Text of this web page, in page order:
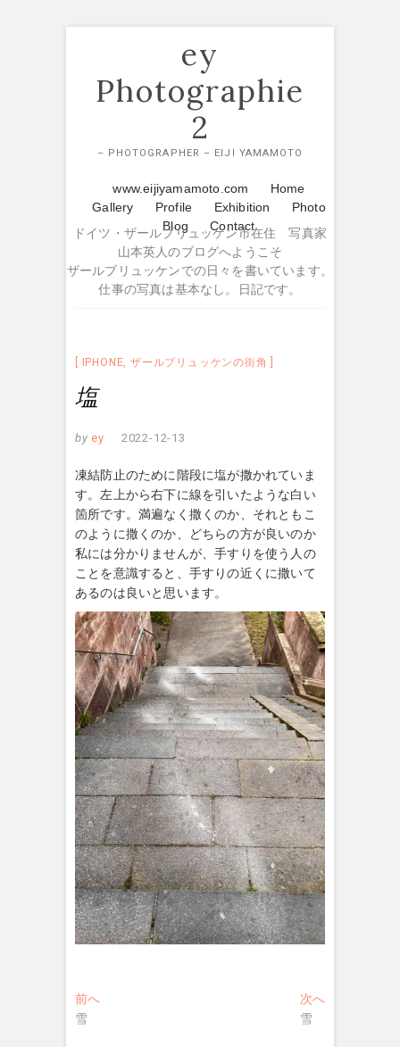
ey
Photographie
2
– PHOTOGRAPHER – EIJI YAMAMOTO
www.eijiyamamoto.com
Home
Gallery
Profile Exhibition
Photo
Blog
Contact
ドイツ・ザールブリュッケン市在住 写真家
山本英人のブログへようこそ
ザールブリュッケンでの日々を書いています。
仕事の写真は基本なし。日記です。
IPHONE,ザールブリュッケンの街角
塩
by ey 2022-12-13
凍結防止のために階段に塩が撒かれていま
す。左上から右下に線を引いたような白い
箇所です。満遍なく撒くのか、それともこ
のように撒くのか、どちらの方が良いのか
私には分かりませんが、手すりを使う人の
ことを意識すると、手すりの近くに撒いて
あるのは良いと思います。
投
稿
前へ過
雪
次へ次
雪